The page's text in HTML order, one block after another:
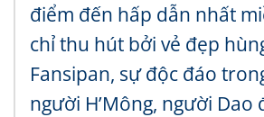
điểm đến hấp dẫn nhất
chỉ thu hút bởi vẻ đẹp
Fansipan, sự độc đáo
người H’Mông, người Dao